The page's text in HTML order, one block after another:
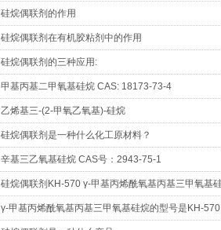
硅烷偶联剂的作用
硅烷偶联剂在有机胶粘剂中的作用
硅烷偶联剂的三种应用:
甲基丙基二甲氧基硅烷 CAS: 18173-73-4
乙烯基三-(2-甲氧乙氧基)-硅烷
硅烷偶联剂是一种什么化工原材料？
辛基三乙氧基硅烷 CAS号：2943-75-1
硅烷偶联剂KH-570 γ-甲基丙烯酰氧基丙基三甲氧基
γ-甲基丙烯酰氧基丙基三甲氧基硅烷的型号是KH-570